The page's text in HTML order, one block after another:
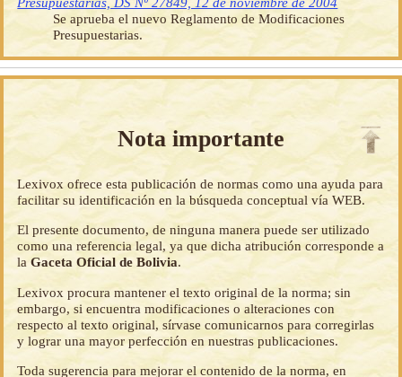
Se aprueba el nuevo Reglamento de Modificaciones
Presupuestarias.
Nota importante
Lexivox ofrece esta publicación de normas como una ayuda para
facilitar su identificación en la búsqueda conceptual vía WEB.
El presente documento, de ninguna manera puede ser utilizado
como una referencia legal, ya que dicha atribución corresponde a
laGaceta Oficial de Bolivia.
Lexivox procura mantener el texto original de la norma; sin
embargo, si encuentra modificaciones o alteraciones con
respecto al texto original, sírvase comunicarnos para corregirlas
y lograr una mayor perfección en nuestras publicaciones.
Toda sugerencia para mejorar el contenido de la norma, en